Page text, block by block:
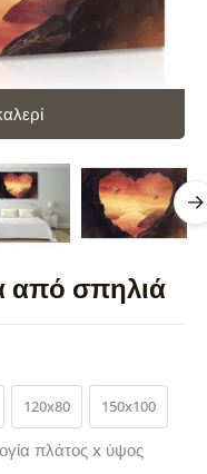
από σπηλιά
120x80 150x100
πλάτος x ύψος